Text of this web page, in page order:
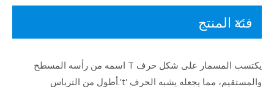
فئة المنتج
يكتسب المسمار على شكل حرف T اسمه من رأسه المسطح
والمستقيم، مما يجعله يشبه الحرف 't'.أطول من الترباس